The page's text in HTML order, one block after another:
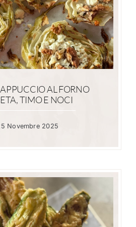
AL FORNO
TIMO E NOCI
Novembre 2025